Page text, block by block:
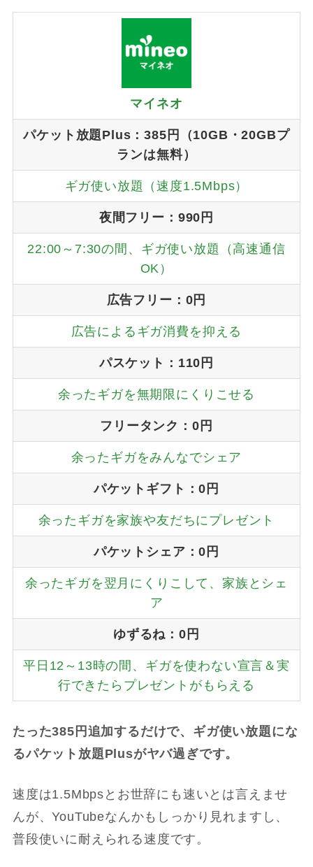
マイネオ
パケット放題Plus：385円（10GB・20GBプ
ランは無料）
ギガ使い放題（速度1.5Mbps）
夜間フリー：990円
22:00～7:30の間、ギガ使い放題（高速通信
OK）
広告フリー：0円
広告によるギガ消費を抑える
パスケット：110円
余ったギガを無期限にくりこせる
フリータンク：0円
余ったギガをみんなでシェア
パケットギフト：0円
余ったギガを家族や友だちにプレゼント
パケットシェア：0円
余ったギガを翌月にくりこして、家族とシェ
ア
ゆずるね：0円
平日12～13時の間、ギガを使わない宣言＆実
行できたらプレゼントがもらえる
たった385円追加するだけで、ギガ使い放題にな
るパケット放題Plusがヤバ過ぎです。
速度は1.5Mbpsとお世辞にも速いとは言えませ
んが、YouTubeなんかもしっかり見れますし、
普段使いに耐えられる速度です。